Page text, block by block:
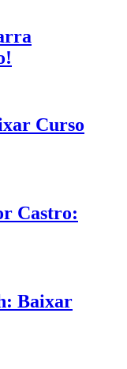
Curso
Castro:
Baixar